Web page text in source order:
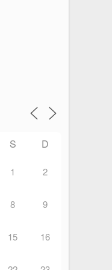
S D
1 2
8 9
15 16